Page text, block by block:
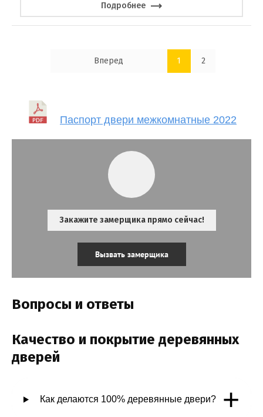
Подробнее
1 2
Вперед
Паспорт двери межкомнатные 2022
Закажите замерщика прямо сейчас!
Вызвать замерщика
Вопросы и ответы
Качество и покрытие деревянных
дверей
Как делаются 100% деревянные двери? +